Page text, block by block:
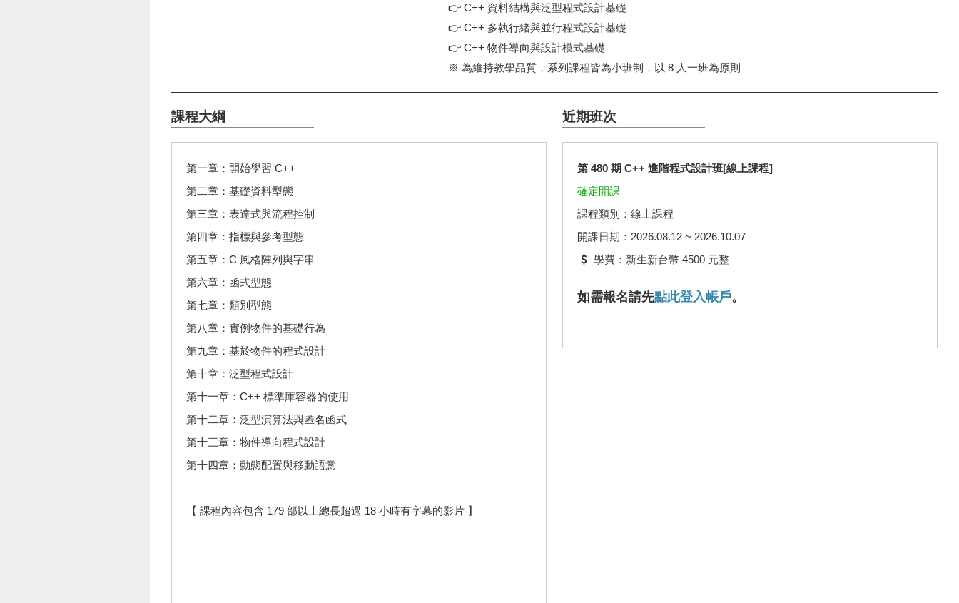
👉 C++ 資料結構與泛型程式設計基礎
👉 C++ 多執行緒與並行程式設計基礎
👉 C++ 物件導向與設計模式基礎
※ 為維持教學品質，系列課程皆為小班制，以 8 人一班為原則
課程大綱
第一章：開始學習 C++
第二章：基礎資料型態
第三章：表達式與流程控制
第四章：指標與參考型態
第五章：C 風格陣列與字串
第六章：函式型態
第七章：類別型態
第八章：實例物件的基礎行為
第九章：基於物件的程式設計
第十章：泛型程式設計
第十一章：C++ 標準庫容器的使用
第十二章：泛型演算法與匿名函式
第十三章：物件導向程式設計
第十四章：動態配置與移動語意
【 課程內容包含 179 部以上總長超過 18 小時有字幕的影片 】
近期班次
第 480 期 C++ 進階程式設計班[線上課程]
確定開課
課程類別：線上課程
開課日期：2026.08.12 ~ 2026.10.07
學費：新生新台幣 4500 元整
如需報名請先點此登入帳戶。